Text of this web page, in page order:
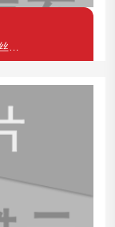
准备网框和感光膜：把绷好的网框（尼龙丝用220－2